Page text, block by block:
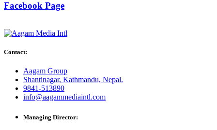
Facebook Page
Contact:
Aagam Group
Shantinagar, Kathmandu, Nepal.
9841-513890
info@aagammediaintl.com
Managing Director: